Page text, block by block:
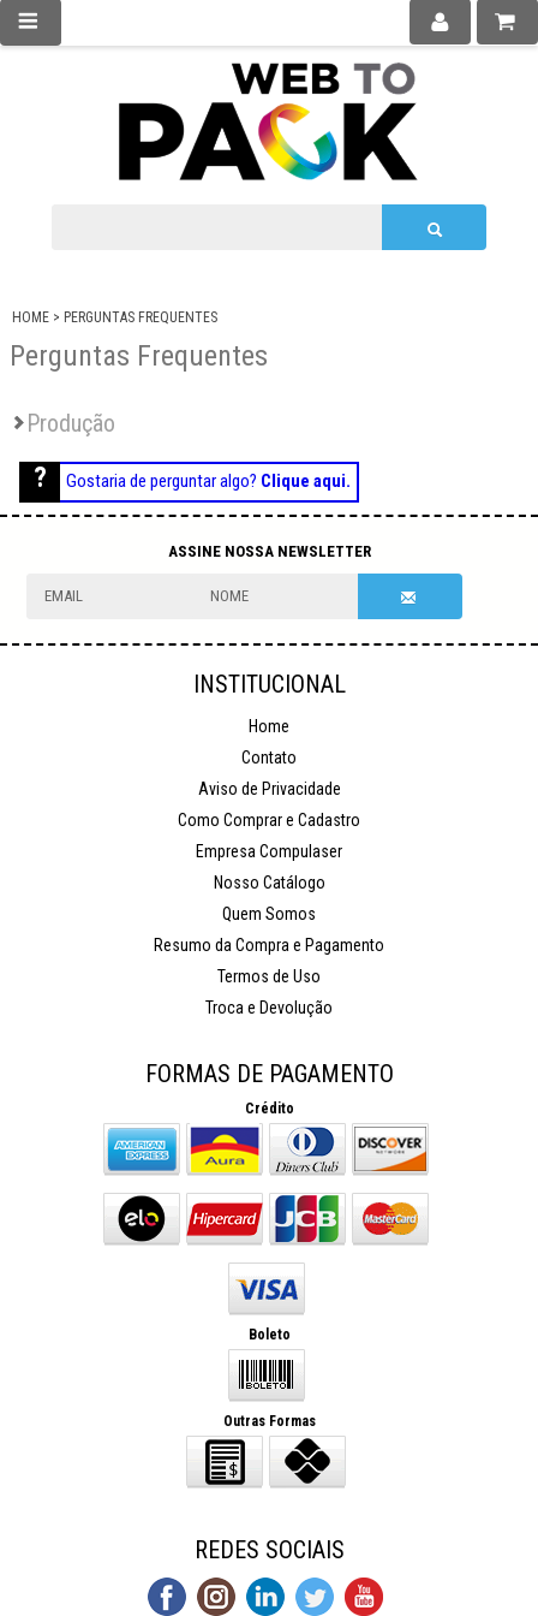
HOME > PERGUNTAS FREQUENTES
Perguntas Frequentes
Produção
Gostaria de perguntar algo? Clique aqui.
NEWSLETTER
INSTITUCIONAL
Home
Contato
Aviso de Privacidade
Como Comprar e Cadastro
Empresa Compulaser
Nosso Catálogo
Quem Somos
Resumo da Compra e Pagamento
Termos de Uso
Troca e Devolução
FORMAS DE PAGAMENTO
Crédito
Boleto
Outras Formas
REDES SOCIAIS